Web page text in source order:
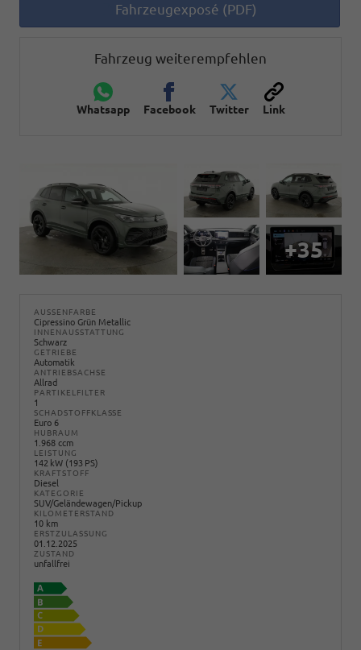
Fahrzeugexposé (PDF)
Fahrzeug weiterempfehlen
Whatsapp Facebook Twitter Link
+35
AUSSENFARBE
Cipressino Grün Metallic
INNENAUSSTATTUNG
Schwarz
GETRIEBE
Automatik
ANTRIEBSACHSE
Allrad
PARTIKELFILTER
1
SCHADSTOFFKLASSE
Euro 6
HUBRAUM
1.968 ccm
LEISTUNG
142 kW (193 PS)
KRAFTSTOFF
Diesel
KATEGORIE
SUV/Geländewagen/Pickup
KILOMETERSTAND
10 km
ERSTZULASSUNG
01.12.2025
ZUSTAND
unfallfrei